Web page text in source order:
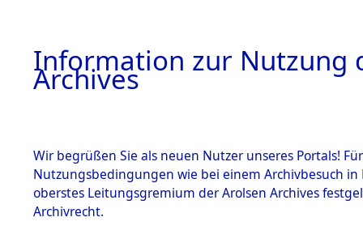
Information zur Nutzung
Archives
Wir begrüßen Sie als neuen Nutzer unseres Portals!
Nutzungsbedingungen wie bei einem Archivbesuch
oberstes Leitungsgremium der Arolsen Archives
Archivrecht.